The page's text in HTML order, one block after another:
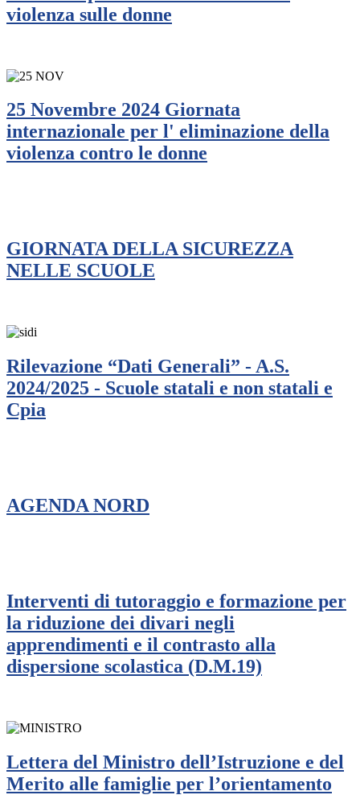
violenza sulle donne
25 Novembre 2024 Giornata
internazionale per l' eliminazione della
violenza contro le donne
GIORNATA DELLA SICUREZZA
NELLE SCUOLE
Rilevazione “Dati Generali” - A.S.
2024/2025 - Scuole statali e non statali e
Cpia
AGENDA NORD
Interventi di tutoraggio e formazione per
la riduzione dei divari negli
apprendimenti e il contrasto alla
dispersione scolastica (D.M.19)
Lettera del Ministro dell’Istruzione e del
Merito alle famiglie per l’orientamento